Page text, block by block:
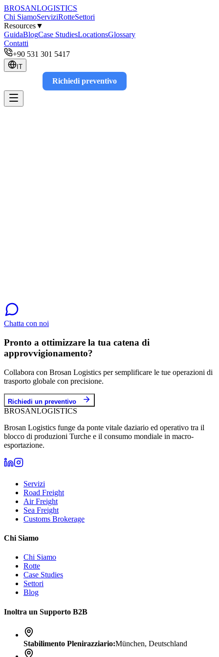
BROSANLOGISTICS
Chi SiamoServiziRotteSettori
Resources▼
GuidaBlogCase StudiesLocationsGlossary
Contatti
+90 531 301 5417
IT
Richiedi preventivo
Chatta con noi
Pronto a ottimizzare la tua catena di
approvvigionamento?
Collabora con Brosan Logistics per semplificare le tue operazioni di
trasporto globale con precisione.
Richiedi un preventivo
BROSANLOGISTICS
Brosan Logistics funge da ponte vitale daziario ed operativo tra il
blocco di produzioni Turche e il consumo mondiale in macro-
esportazione.
Servizi
Road Freight
Air Freight
Sea Freight
Customs Brokerage
Chi Siamo
Chi Siamo
Rotte
Case Studies
Settori
Blog
Inoltra un Supporto B2B
Stabilimento Plenirazziario:München, Deutschland